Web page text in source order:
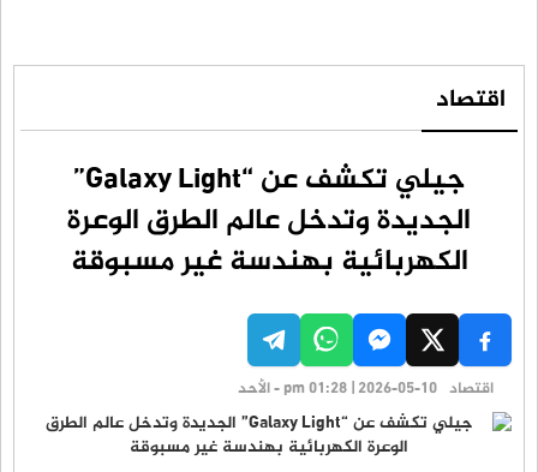
اقتصاد
جيلي تكشف عن “Galaxy Light”
الجديدة وتدخل عالم الطرق الوعرة
الكهربائية بهندسة غير مسبوقة
اقتصاد pm 01:28 | 2026-05-10 - الأحد